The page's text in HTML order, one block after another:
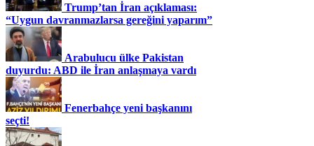
Trump’tan İran açıklaması:
“Uygun davranmazlarsa gereğini yaparım”
Arabulucu ülke Pakistan
duyurdu: ABD ile İran anlaşmaya vardı
Fenerbahçe yeni başkanını
seçti!